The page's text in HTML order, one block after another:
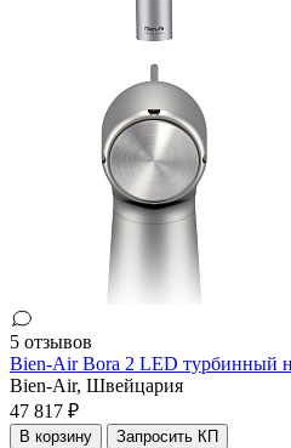
5 отзывов
Bien-Air Bora 2 LED турбинный
Bien-Air, Швейцария
47 817 ₽
В корзину Запросить КП